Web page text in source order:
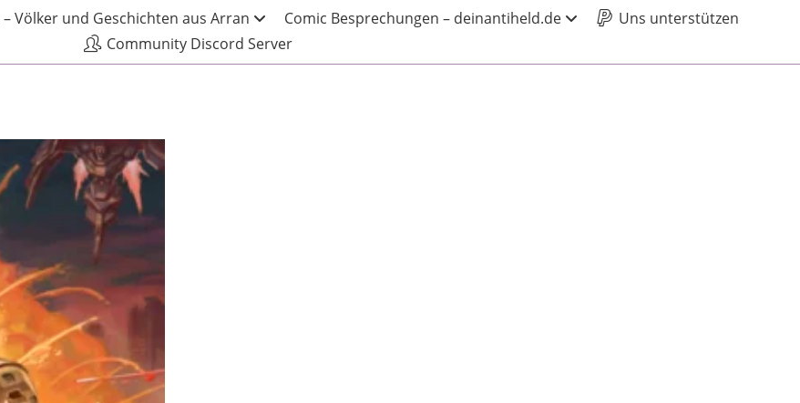
– Völker und Geschichten aus Arran Comic Besprechungen – deinantiheld.de
Uns unterstützen
Community Discord Server